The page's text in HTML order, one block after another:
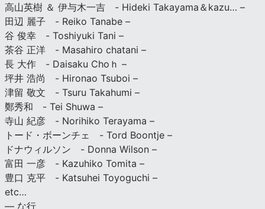
高山英樹 ＆ 伊与木一吉 - Hideki Takayama＆kazu… –
田辺 麗子 - Reiko Tanabe –
谷 俊幸 - Toshiyuki Tani –
茶谷 正洋 - Masahiro chatani –
長 大作 - Daisaku Choｈ –
坪井 浩尚 - Hironao Tsuboi –
津留 敬文 - Tsuru Takahumi –
鄭秀和 - Tei Shuwa –
寺山 紀彦 - Norihiko Terayama –
トード・ボーンチェ - Tord Boontje –
ドナウィルソン - Donna Wilson –
富田 一彦 - Kazuhiko Tomita –
豊口 克平 - Katsuhei Toyoguchi –
etc…
— な行